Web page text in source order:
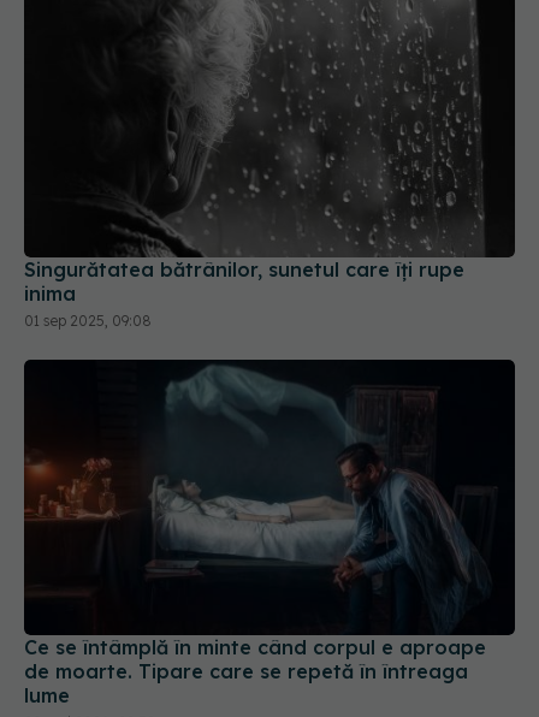
Singurătatea bătrânilor, sunetul care îți rupe
01 sep 2025, 09:08
Ce se întâmplă în minte când corpul e aproape
lume
20 mai 2026, 22:58